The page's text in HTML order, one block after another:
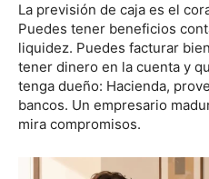
La previsión de caja es el
Puedes tener beneficios
liquidez. Puedes facturar
tener dinero en la cuenta y
tenga dueño: Hacienda,
bancos. Un empresario
mira compromisos.